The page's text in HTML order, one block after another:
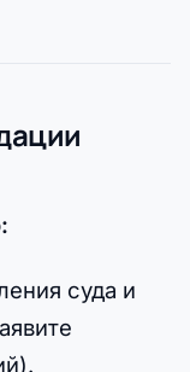
суда и